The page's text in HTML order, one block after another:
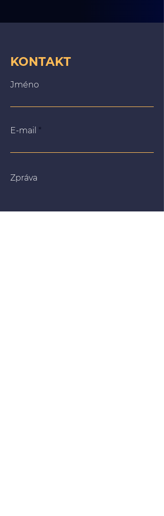
KONTAKT
Jméno
E-mail
Zpráva